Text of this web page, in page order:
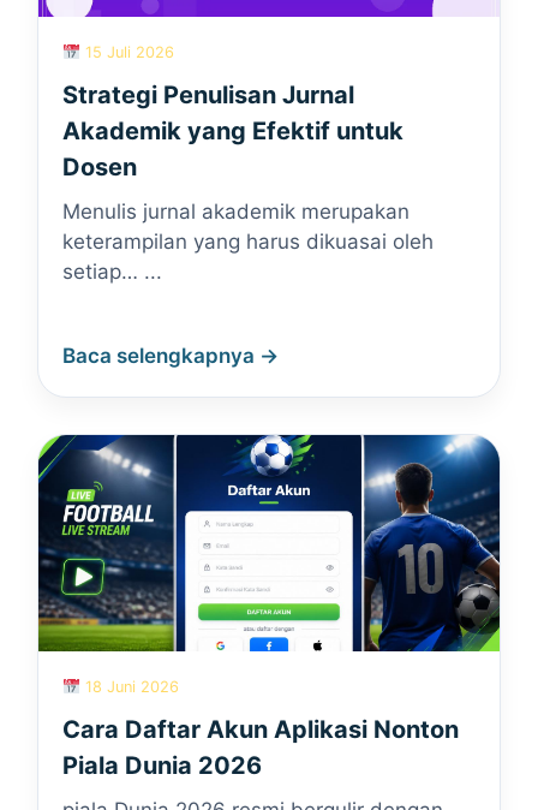
15 Juli 2026
Strategi Penulisan Jurnal
Akademik yang Efektif untuk
Dosen
Menulis jurnal akademik merupakan
keterampilan yang harus dikuasai oleh
setiap… ...
Baca selengkapnya →
18 Juni 2026
Cara Daftar Akun Aplikasi Nonton
Piala Dunia 2026